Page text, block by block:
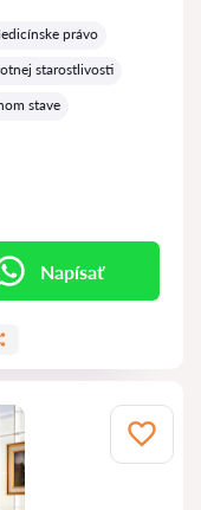
právo
starostlivosti
stave
Napísať